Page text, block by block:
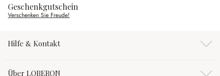
Geschenkgutschein
Verschenken Sie Freude!
Hilfe & Kontakt
Über LOBERON